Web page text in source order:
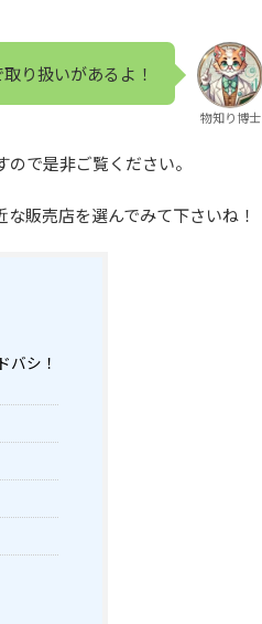
り扱いがあるよ！
物知り博士
で是非ご覧ください。
販売店を選んでみて下さいね！
バシ！